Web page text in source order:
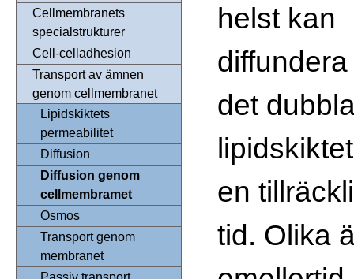
Cellmembranets
specialstrukturer
Cell-celladhesion
Transport av ämnen
genom cellmembranet
Lipidskiktets
permeabilitet
Diffusion
Diffusion genom
cellmembramet
Osmos
Transport genom
membranet
helst kan
det
en
tid. Olika